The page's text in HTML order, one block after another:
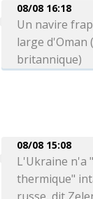
08/08 16:18
Un navire
large d'Oman
britannique)
08/08 15:08
L'Ukraine n'a
thermique"